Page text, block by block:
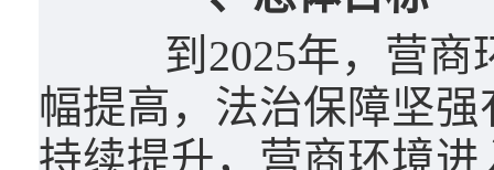
到2025年，营商
幅提高，法治保障坚
持续提升，营商环境